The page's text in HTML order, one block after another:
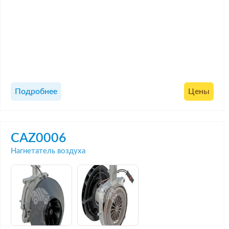
Подробнее Цены
CAZ0006
Нагнетатель воздуха